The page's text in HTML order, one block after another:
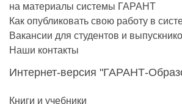
на материалы системы ГАРАНТ
Как опубликовать свою работу в
Вакансии для студентов и
Наши контакты
Интернет-версия "ГАРАНТ-
Книги и учебники